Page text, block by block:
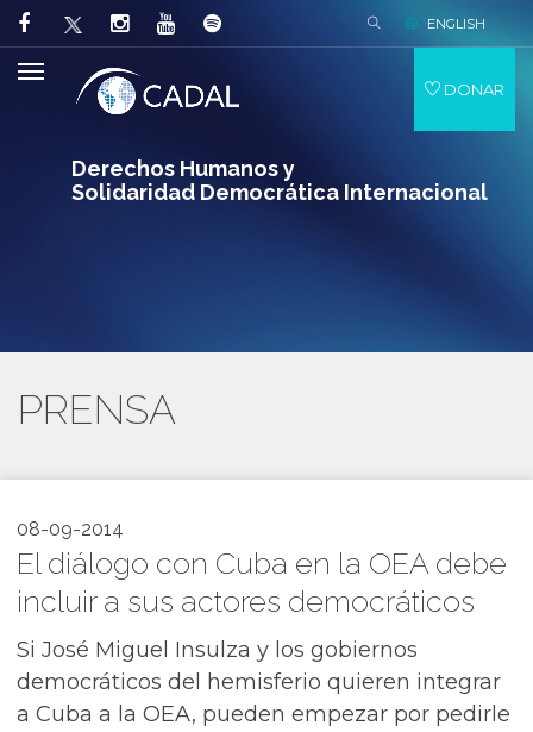
Derechos Humanos y
Solidaridad Democrática Internacional
ENGLISH
DONAR
PRENSA
08-09-2014
El diálogo con Cuba en la OEA debe
incluir a sus actores democráticos
Si José Miguel Insulza y los gobiernos
democráticos del hemisferio quieren integrar
a Cuba a la OEA, pueden empezar por pedirle